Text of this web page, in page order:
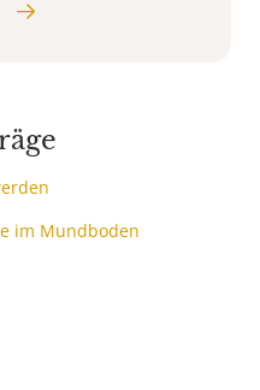
im Mundboden